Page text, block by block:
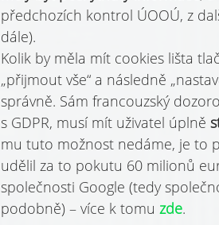
předchozích kontrol ÚOOÚ, z
dále).
Kolik by měla mít cookies lišta
„přijmout vše“ a následně
správně. Sám francouzský
s GDPR, musí mít uživatel úplně
mu tuto možnost nedáme, je to
udělil za to pokutu 60 milionů
společnosti Google (tedy
podobně) – více k tomu zde.